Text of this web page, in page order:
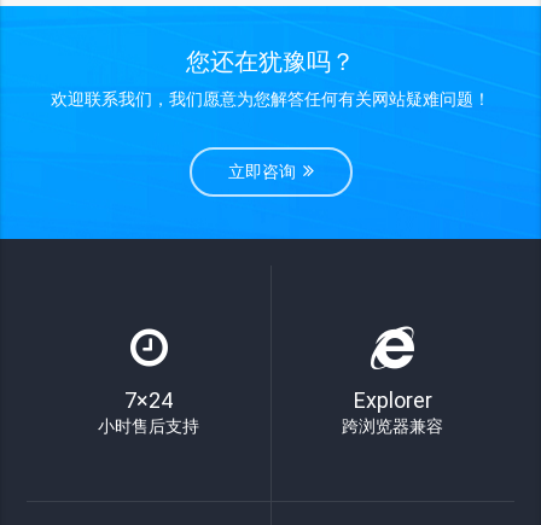
您还在犹豫吗？
欢迎联系我们，我们愿意为您解答任何有关网站疑难问题！
立即咨询
7×24
小时售后支持
Explorer
跨浏览器兼容